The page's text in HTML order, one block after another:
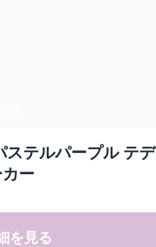
ステルパープル テデ
ー
を見る